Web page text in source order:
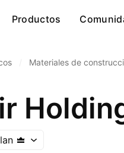
Productos
Materiales de